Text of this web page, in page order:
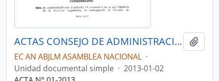
ACTAS CONSEJO DE ADMINISTRACIÓN LEGISLATIVA CAL-2011-2013
EC AN ABJLM ASAMBLEA NACIONAL ·
Unidad documental simple · 2013-01-02